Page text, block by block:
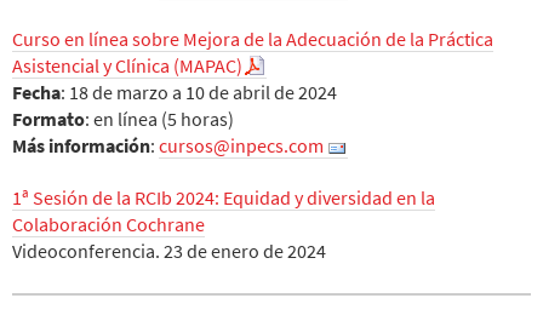
Curso en línea sobre Mejora de la Adecuación de la Práctica
Asistencial y Clínica (MAPAC)
Fecha: 18 de marzo a 10 de abril de 2024
Formato: en línea (5 horas)
Más información: cursos@inpecs.com
1ª Sesión de la RCIb 2024: Equidad y diversidad en la
Colaboración Cochrane
Videoconferencia. 23 de enero de 2024